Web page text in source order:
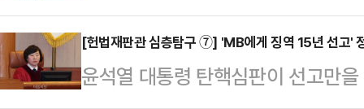
의 '지역화폐'가 포함된 민생의제를
"바보 같은 생각"이라고 정면 반박
식이 알려지기 직전까지 대권 행보
[헌법재판관 심층탐구 ⑦] 'MB에게 징역 15년 선고'
윤석열 대통령 탄핵심판이 선고만